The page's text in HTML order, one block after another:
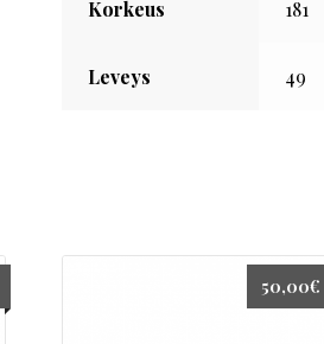
Korkeus 181
Leveys 49
50,00€